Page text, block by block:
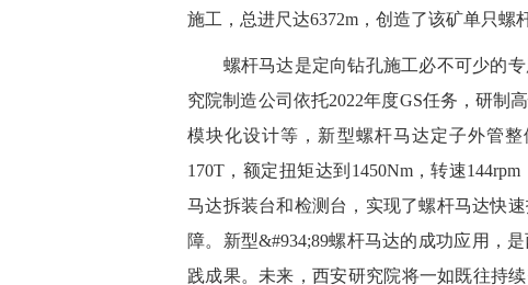
施工，总进尺达6372m，创造了该矿单只螺
螺杆马达是定向钻孔施工必不可少的专
究院制造公司依托2022年度GS任务，研制
模块化设计等，新型螺杆马达定子外管整
170T，额定扭矩达到1450Nm，转速
马达拆装台和检测台，实现了螺杆马达快
障。新型&#934;89螺杆马达的成功应用，
践成果。未来，西安研究院将一如既往持